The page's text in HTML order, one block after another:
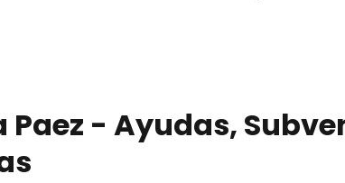
Paez - Ayudas,